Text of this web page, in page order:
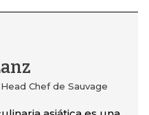
Chef de Sauvage